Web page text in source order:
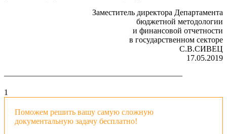
Заместитель директора Департамента
бюджетной методологии
и финансовой отчетности
в государственном секторе
С.В.СИВЕЦ
17.05.2019
——————————————————————
1
Поможем решить вашу самую сложную
документальную задачу бесплатно!